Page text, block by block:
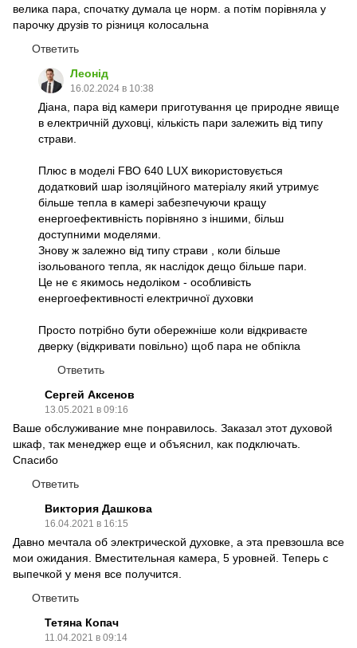
велика пара, спочатку думала це норм. а потім порівняла у
парочку друзів то різниця колосальна
Ответить
Леонід
16.02.2024 в 10:38
Діана, пара від камери приготування це природне явище
в електричній духовці, кількість пари залежить від типу
страви.
Плюс в моделі FBO 640 LUX використовується
додатковий шар ізоляційного матеріалу який утримує
більше тепла в камері забезпечуючи кращу
енергоефективність порівняно з іншими, більш
доступними моделями.
Знову ж залежно від типу страви , коли більше
ізольованого тепла, як наслідок дещо більше пари.
Це не є якимось недоліком - особливість
енергоефективності електричної духовки
Просто потрібно бути обережніше коли відкриваєте
дверку (відкривати повільно) щоб пара не обпікла
Ответить
Сергей Аксенов
13.05.2021 в 09:16
Ваше обслуживание мне понравилось. Заказал этот духовой
шкаф, так менеджер еще и объяснил, как подключать.
Спасибо
Ответить
Виктория Дашкова
16.04.2021 в 16:15
Давно мечтала об электрической духовке, а эта превзошла все
мои ожидания. Вместительная камера, 5 уровней. Теперь с
выпечкой у меня все получится.
Ответить
Тетяна Копач
11.04.2021 в 09:14